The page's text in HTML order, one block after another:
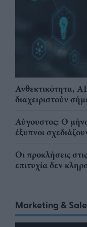
Ανθεκτικότητα,
διαχειριστούν
Αύγουστος: Ο
έξυπνοι
Οι προκλήσεις
επιτυχία δεν
Marketing &